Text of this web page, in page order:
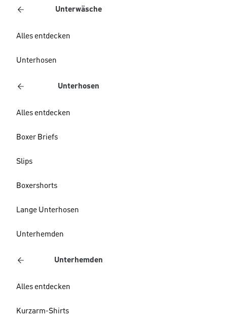
Unterwäsche
Alles entdecken
Unterhosen
Unterhosen
Alles entdecken
Boxer Briefs
Slips
Boxershorts
Lange Unterhosen
Unterhemden
Unterhemden
Alles entdecken
Kurzarm-Shirts